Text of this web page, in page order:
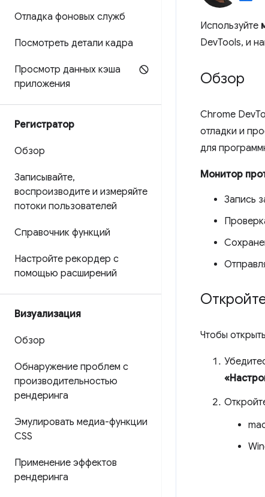
Отладка фоновых служб
Посмотреть детали кадра
Просмотр данных кэша
приложения
Регистратор
Обзор
Записывайте,
воспроизводите и измеряйте
потоки пользователей
Справочник функций
Настройте рекордер с
помощью расширений
Визуализация
Обзор
Обнаружение проблем с
производительностью
рендеринга
Эмулировать медиа-функции
CSS
Применение эффектов
рендеринга
Используйте
DevTools, и
Обзор
Chrome
отладки и
для
Монитор
Запись
Чтобы открыть